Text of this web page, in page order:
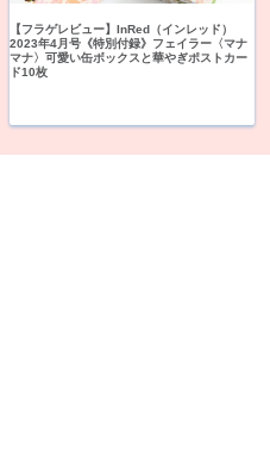
【フラゲレビュー】InRed（インレッド）
2023年4月号《特別付録》フェイラー〈マナ
マナ〉可愛い缶ボックスと華やぎポストカー
ド10枚